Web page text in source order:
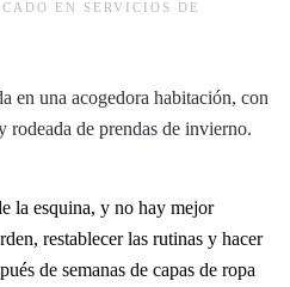
EN SERVICIOS DE
la esquina, y no hay mejor
restablecer las rutinas y hacer
de semanas de capas de ropa